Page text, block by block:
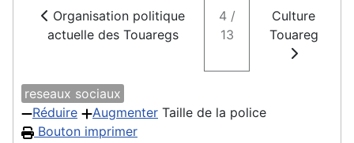
Organisation politique
actuelle des Touaregs
4 /
13
Culture
Touareg
reseaux sociaux
Réduire
Augmenter Taille de la police
Bouton imprimer